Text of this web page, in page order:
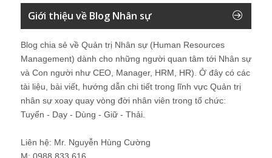
Giới thiệu về Blog Nhân sự
Blog chia sẻ về Quản trị Nhân sự (Human Resources
Management) dành cho những người quan tâm tới Nhân sự
và Con người như CEO, Manager, HRM, HR). Ở đây có các
tài liệu, bài viết, hướng dẫn chi tiết trong lĩnh vực Quản trị
nhân sự xoay quay vòng đời nhân viên trong tổ chức:
Tuyển - Dạy - Dùng - Giữ - Thải.
Liên hệ: Mr. Nguyễn Hùng Cường
M: 0988 833 616